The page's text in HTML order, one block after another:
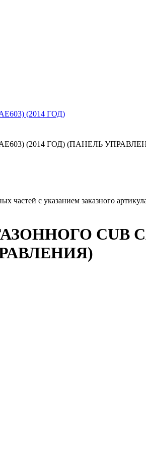
(2014 ГОД)
(2014 ГОД) (ПАНЕЛЬ
частей с указанием заказного
CUB